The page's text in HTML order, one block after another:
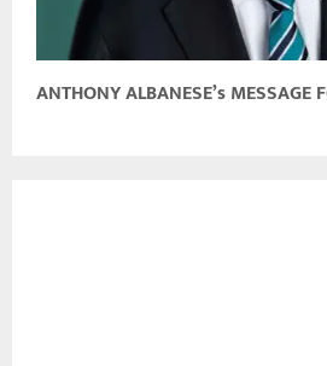
ANTHONY ALBANESE’s MESSAGE